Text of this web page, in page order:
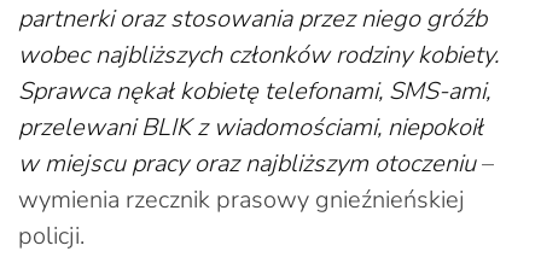
partnerki oraz stosowania przez niego gróźb
wobec najbliższych członków rodziny kobiety.
Sprawca nękał kobietę telefonami, SMS-ami,
przelewani BLIK z wiadomościami, niepokoił
w miejscu pracy oraz najbliższym otoczeniu–
wymienia rzecznik prasowy gnieźnieńskiej
policji.